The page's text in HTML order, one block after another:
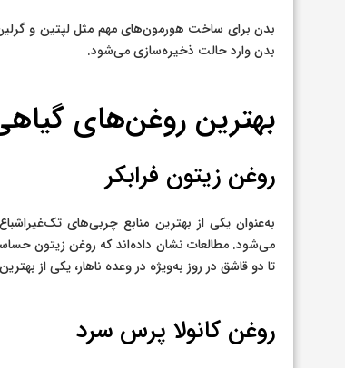
بدن برای ساخت هورمون‌های مهم مثل لپتین و
بدن وارد حالت ذخیره‌سازی می‌شود.
بهترین روغن‌های
روغن زیتون فرابکر
به‌عنوان یکی از بهترین منابع چربی‌های
می‌شود. مطالعات نشان داده‌اند که روغن زیتون
تا دو قاشق در روز به‌ویژه در وعده ناهار، یکی از
روغن کانولا پرس سرد